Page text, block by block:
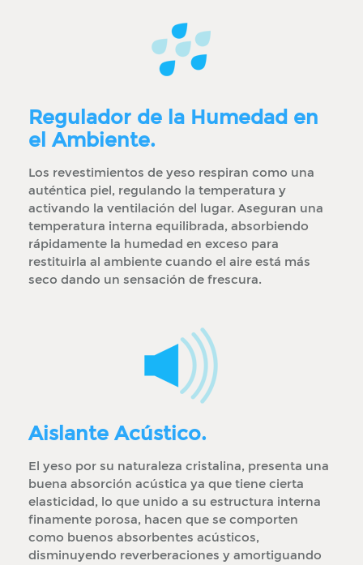
Regulador de la Humedad en
el Ambiente.
Los revestimientos de yeso respiran como una
auténtica piel, regulando la temperatura y
activando la ventilación del lugar. Aseguran una
temperatura interna equilibrada, absorbiendo
rápidamente la humedad en exceso para
restituirla al ambiente cuando el aire está más
seco dando un sensación de frescura.
Aislante Acústico.
El yeso por su naturaleza cristalina, presenta una
buena absorción acústica ya que tiene cierta
elasticidad, lo que unido a su estructura interna
finamente porosa, hacen que se comporten
como buenos absorbentes acústicos,
disminuyendo reverberaciones y amortiguando